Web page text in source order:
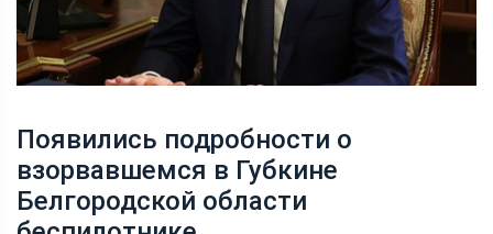
Появились подробности о
взорвавшемся в Губкине
Белгородской области